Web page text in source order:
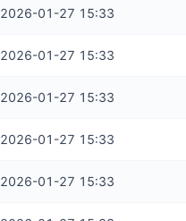
2026-01-27 15:33
2026-01-27 15:33
2026-01-27 15:33
2026-01-27 15:33
2026-01-27 15:33